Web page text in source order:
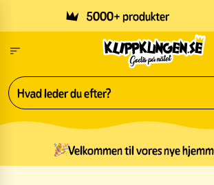
5000+ produkter
Velkommen til vores nye